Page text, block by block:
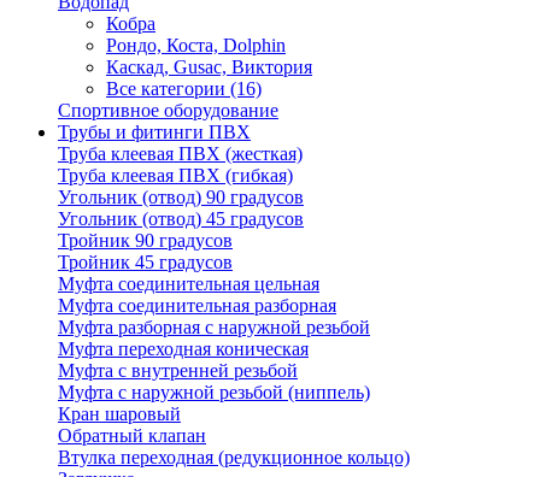
Кобра
Рондо, Коста, Dolphin
Каскад, Gusac, Виктория
Все категории (16)
Спортивное оборудование
Трубы и фитинги ПВХ
Труба клеевая ПВХ (жесткая)
Труба клеевая ПВХ (гибкая)
Угольник (отвод) 90 градусов
Угольник (отвод) 45 градусов
Тройник 90 градусов
Тройник 45 градусов
Муфта соединительная цельная
Муфта соединительная разборная
Муфта разборная с наружной резьбой
Муфта переходная коническая
Муфта с внутренней резьбой
Муфта с наружной резьбой (ниппель)
Кран шаровый
Обратный клапан
Втулка переходная (редукционное кольцо)